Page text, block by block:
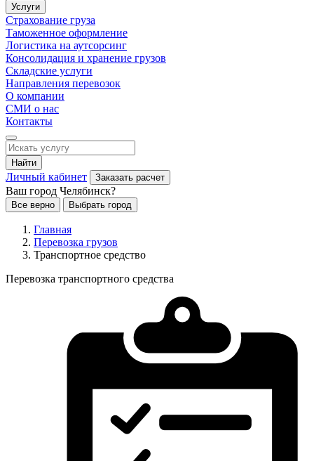
Услуги
Страхование груза
Таможенное оформление
Логистика на аутсорсинг
Консолидация и хранение грузов
Складские услуги
Направления перевозок
О компании
СМИ о нас
Контакты
Найти
Личный кабинет Заказать расчет
Ваш город Челябинск?
Все верно Выбрать город
Главная
Перевозка грузов
Транспортное средство
Перевозка транспортного средства